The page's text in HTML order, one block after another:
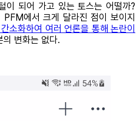
이 되어 가고 있는 토스는 어떨까?
에서 크게 달라진 점이 보이지
소화하여 여러 언론을 통해 논란이
의 변화는 없다.